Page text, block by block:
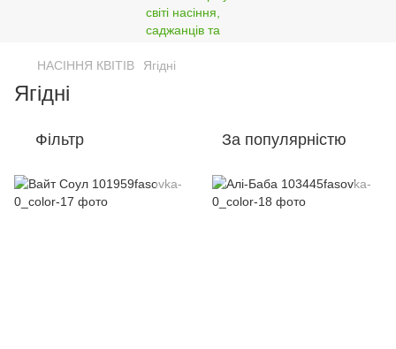
НАСІННЯ КВІТІВ Ягідні
Ягідні
Фільтр За популярністю